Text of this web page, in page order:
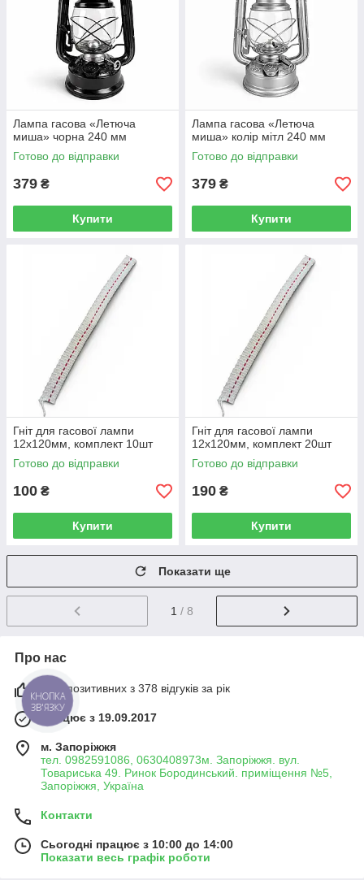
Лампа гасова «Летюча
миша» чорна 240 мм
Готово до відправки
379 ₴
Купити
Лампа гасова «Летюча
миша» колір мітл 240 мм
Готово до відправки
379 ₴
Купити
Гніт для гасової лампи
12х120мм, комплект 10шт
Готово до відправки
100 ₴
Купити
Гніт для гасової лампи
12х120мм, комплект 20шт
Готово до відправки
190 ₴
Купити
Показати ще
1 / 8
Про нас
98% позитивних з 378 відгуків за рік
Працює з 19.09.2017
м. Запоріжжя
тел. 0982591086, 0630408973м. Запоріжжя. вул.
Товариська 49. Ринок Бородинський. приміщення №5,
Запоріжжя, Україна
Контакти
Сьогодні працює з 10:00 до 14:00
Показати весь графік роботи
КНОПКА
ЗВ'ЯЗКУ